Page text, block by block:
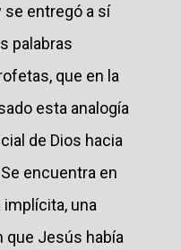
se entregó a sí
palabras
que en la
esta analogía
de Dios hacia
encuentra en
una
que Jesús había